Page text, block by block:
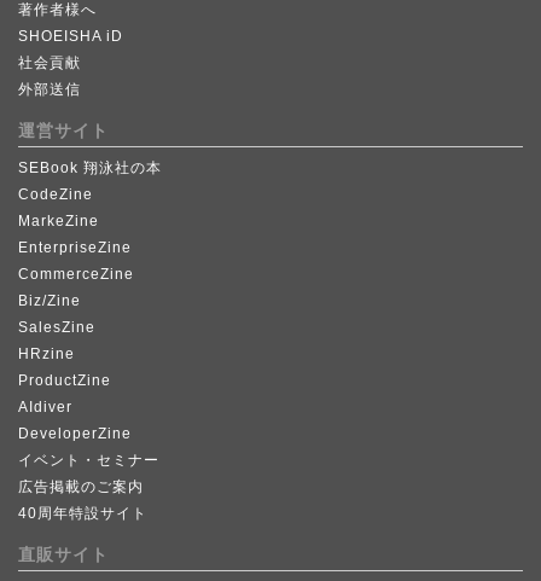
著作者様へ
SHOEISHA iD
社会貢献
外部送信
運営サイト
SEBook 翔泳社の本
CodeZine
MarkeZine
EnterpriseZine
CommerceZine
Biz/Zine
SalesZine
HRzine
ProductZine
AIdiver
DeveloperZine
イベント・セミナー
広告掲載のご案内
40周年特設サイト
直販サイト